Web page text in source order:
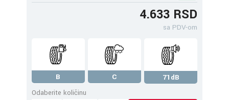
4.633 RSD
sa PDV-om
B C
71dB
Odaberite količinu